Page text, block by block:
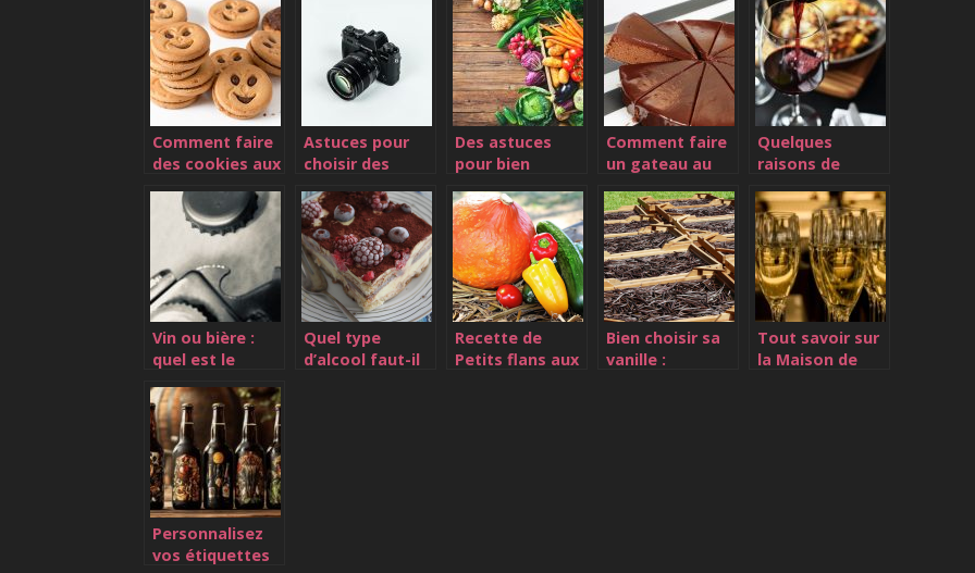
tout le monde
pour les fetes ?
Comment faire
des cookies aux
chocolat ?
Astuces pour
choisir des
polluants
Des astuces
pour bien
produits frais
Comment faire
un gateau au
et delicieux ?
Quelques
raisons de
agence digitale
de vins
Vin ou bière :
quel est le
Quel type
d’alcool faut-il
Recette de
Petits flans aux
Bien choisir sa
vanille :
Tout savoir sur
la Maison de
Personnalisez
vos étiquettes